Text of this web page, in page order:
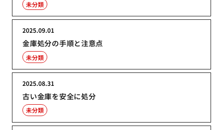
未分類
金庫処分の手順と注意点
2025.09.01
未分類
古い金庫を安全に処分
2025.08.31
未分類